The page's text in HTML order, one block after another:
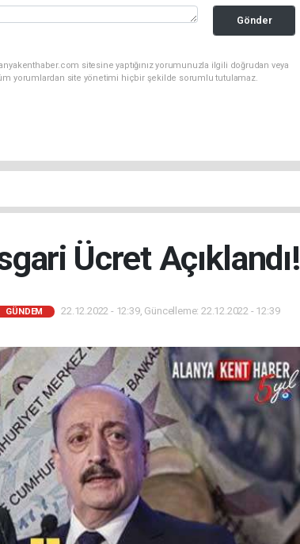
Gönder
sitesine yaptığınız yorumunuzla ilgili doğrudan veya
yorumlardan site yönetimi hiçbir şekilde sorumlu tutulamaz.
Ücret Açıklandı!
GÜNDEM 22.12.2022 - 12:39, Güncelleme: 22.12.2022 - 12:39